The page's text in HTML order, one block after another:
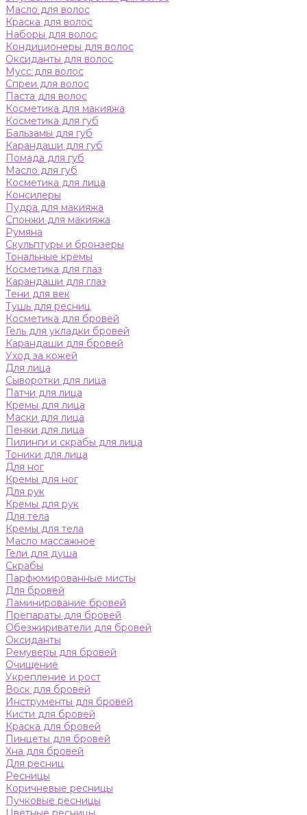
Масло для волос
Краска для волос
Наборы для волос
Кондиционеры для волос
Оксиданты для волос
Мусс для волос
Спреи для волос
Паста для волос
Косметика для макияжа
Косметика для губ
Бальзамы для губ
Карандаши для губ
Помада для губ
Масло для губ
Косметика для лица
Консилеры
Пудра для макияжа
Спонжи для макияжа
Румяна
Скульптуры и бронзеры
Тональные кремы
Косметика для глаз
Карандаши для глаз
Тени для век
Тушь для ресниц
Косметика для бровей
Гель для укладки бровей
Карандаши для бровей
Уход за кожей
Для лица
Сыворотки для лица
Патчи для лица
Кремы для лица
Маски для лица
Пенки для лица
Пилинги и скрабы для лица
Тоники для лица
Для ног
Кремы для ног
Для рук
Кремы для рук
Для тела
Кремы для тела
Масло массажное
Гели для душа
Скрабы
Парфюмированные мисты
Для бровей
Ламинирование бровей
Препараты для бровей
Обезжириватели для бровей
Оксиданты
Ремуверы для бровей
Очищение
Укрепление и рост
Воск для бровей
Инструменты для бровей
Кисти для бровей
Краска для бровей
Пинцеты для бровей
Хна для бровей
Для ресниц
Ресницы
Коричневые ресницы
Пучковые ресницы